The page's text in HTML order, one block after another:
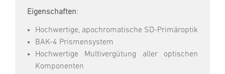
Eigenschaften:
Hochwertige, apochromatische SD-Primäroptik
BAK-4 Prismensystem
Hochwertige Multivergütung aller optischen
Komponenten